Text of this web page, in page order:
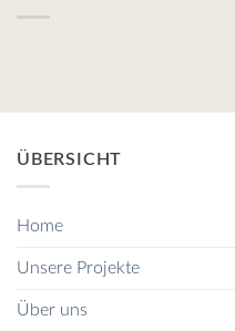
ÜBERSICHT
Home
Unsere Projekte
Über uns